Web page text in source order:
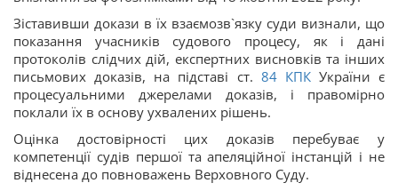
Зіставивши докази в їх взаємозв`язку суди визнали, що
показання учасників судового процесу, як і дані
протоколів слідчих дій, експертних висновків та інших
письмових доказів, на підставі ст. 84 КПКУкраїни є
процесуальними джерелами доказів, і правомірно
поклали їх в основу ухвалених рішень.
Оцінка достовірності цих доказів перебуває у
компетенції судів першої та апеляційної інстанцій і не
віднесена до повноважень Верховного Суду.